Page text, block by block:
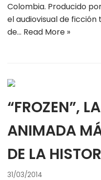
Colombia. Producido
el audiovisual de
de… Read More »
“FROZEN”,
ANIMADA
DE LA
31/03/2014